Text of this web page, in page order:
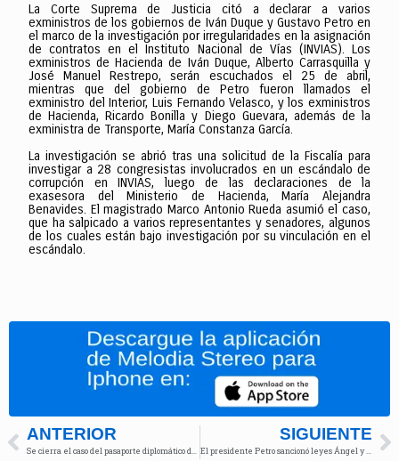
La Corte Suprema de Justicia citó a declarar a varios
exministros de los gobiernos de Iván Duque y Gustavo Petro en
el marco de la investigación por irregularidades en la asignación
de contratos en el Instituto Nacional de Vías (INVIAS). Los
exministros de Hacienda de Iván Duque, Alberto Carrasquilla y
José Manuel Restrepo, serán escuchados el 25 de abril,
mientras que del gobierno de Petro fueron llamados el
exministro del Interior, Luis Fernando Velasco, y los exministros
de Hacienda, Ricardo Bonilla y Diego Guevara, además de la
exministra de Transporte, María Constanza García.
La investigación se abrió tras una solicitud de la Fiscalía para
investigar a 28 congresistas involucrados en un escándalo de
corrupción en INVIAS, luego de las declaraciones de la
exasesora del Ministerio de Hacienda, María Alejandra
Benavides. El magistrado Marco Antonio Rueda asumió el caso,
que ha salpicado a varios representantes y senadores, algunos
de los cuales están bajo investigación por su vinculación en el
escándalo.
ANTERIOR SIGUIENTE